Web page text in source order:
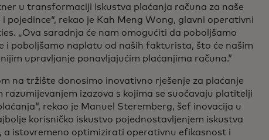
u transformaciji iskustva plaćanja računa za naše
pojedince“, rekao je Kah Meng Wong, glavni operativni
„Ova saradnja će nam omogućiti da poboljšamo
i poboljšamo naplatu od naših fakturista, što će našim
upravljanje ponavljajućim plaćanjima računa.“
na tržište donosimo inovativno rješenje za plaćanje
razumijevanjem izazova s kojima se suočavaju platitelji
rekao je Manuel Steremberg, šef inovacija u
korisničko iskustvo pojednostavljenjem iskustva
a istovremeno optimizirati operativnu efikasnost i